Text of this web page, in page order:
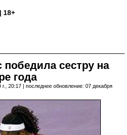
18+
сестру на
года
20:17 | последнее обновление: 07 декабря